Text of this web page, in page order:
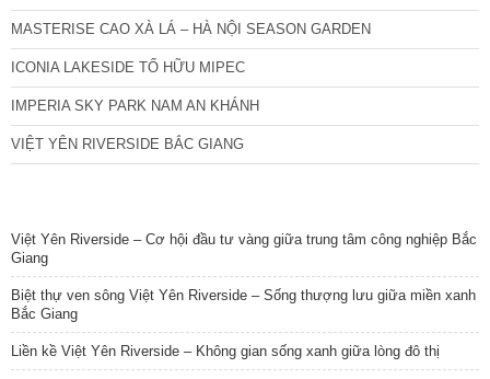
MASTERISE CAO XÀ LÁ – HÀ NỘI SEASON GARDEN
ICONIA LAKESIDE TỐ HỮU MIPEC
IMPERIA SKY PARK NAM AN KHÁNH
VIỆT YÊN RIVERSIDE BẮC GIANG
Việt Yên Riverside – Cơ hội đầu tư vàng giữa trung tâm công nghiệp Bắc
Giang
Biệt thự ven sông Việt Yên Riverside – Sống thượng lưu giữa miền xanh
Bắc Giang
Liền kề Việt Yên Riverside – Không gian sống xanh giữa lòng đô thị